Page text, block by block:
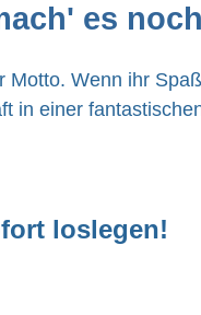
es
Motto. Wenn ihr
in einer
loslegen!